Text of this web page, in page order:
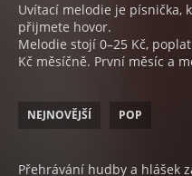
Uvítací melodie je písnička,
přijmete hovor.
Melodie stojí 0–25 Kč,
Kč měsíčně. První měsíc a
NEJNOVĚJŠÍ POP
Přehrávání hudby a hlášek